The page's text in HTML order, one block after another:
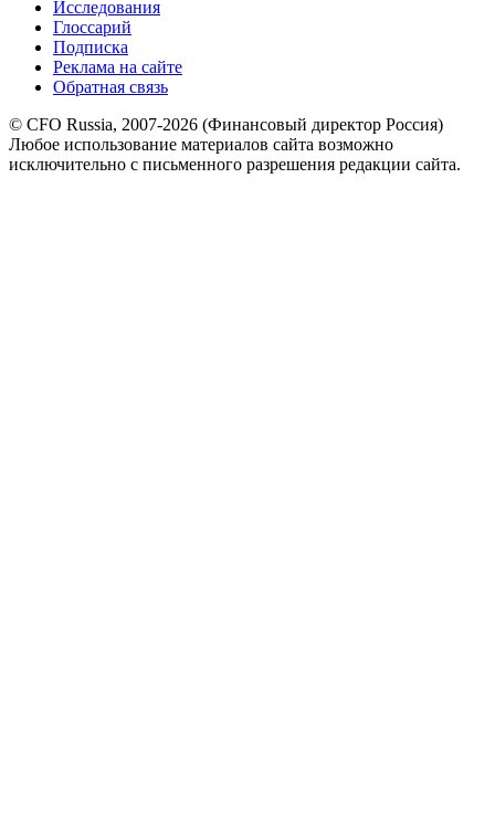
Исследования
Глоссарий
Подписка
Реклама на сайте
Обратная связь
© CFO Russia, 2007-2026 (Финансовый директор Россия)
Любое использование материалов сайта возможно
исключительно с письменного разрешения редакции сайта.